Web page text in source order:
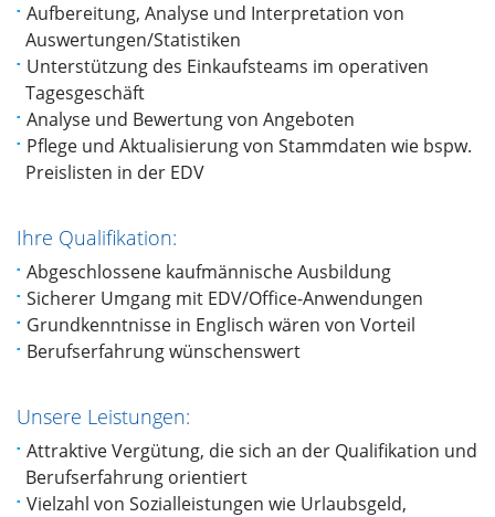
Aufbereitung, Analyse und Interpretation von
Auswertungen/Statistiken
Unterstützung des Einkaufsteams im operativen
Tagesgeschäft
Analyse und Bewertung von Angeboten
Pflege und Aktualisierung von Stammdaten wie bspw.
Preislisten in der EDV
Ihre Qualifikation:
Abgeschlossene kaufmännische Ausbildung
Sicherer Umgang mit EDV/Office-Anwendungen
Grundkenntnisse in Englisch wären von Vorteil
Berufserfahrung wünschenswert
Unsere Leistungen:
Attraktive Vergütung, die sich an der Qualifikation und
Berufserfahrung orientiert
Vielzahl von Sozialleistungen wie Urlaubsgeld,